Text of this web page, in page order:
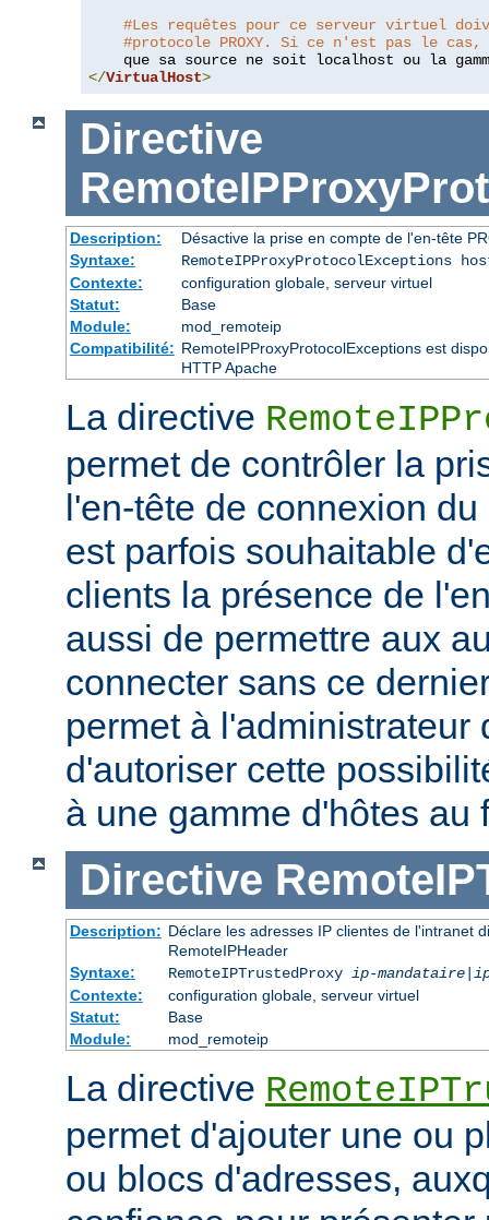
#Les requêtes pour ce serveur virtuel
#protocole PROXY. Si ce n'est pas le cas,
que sa source ne soit localhost ou la
</VirtualHost>
Directive
Description:
Désactive la prise en compte de l'en-tête
Syntaxe:
RemoteIPProxyProtocolExceptions
Contexte:
configuration globale, serveur virtuel
Statut:
Base
Module:
mod_remoteip
Compatibilité: RemoteIPProxyProtocolExceptions est
HTTP Apache
La directive
permet de contrôler la
l'en-tête de connexion
est parfois souhaitable
clients la présence de
aussi de permettre aux
connecter sans ce
permet à l'administrateur
d'autoriser cette
à une gamme d'hôtes au
Directive
Description: Déclare les adresses IP clientes de l'intranet
RemoteIPHeader
Syntaxe:
RemoteIPTrustedProxy ip-mandataire|
Contexte:
configuration globale, serveur virtuel
Statut:
Base
Module:
mod_remoteip
La directive
permet d'ajouter une ou
ou blocs d'adresses,